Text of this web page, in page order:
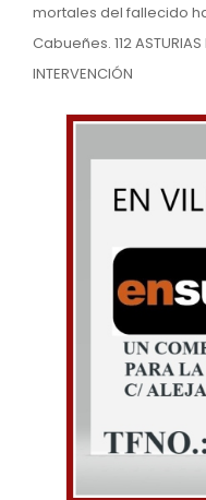
mortales del fallecido
Cabueñes. 112 ASTURIAS
INTERVENCIÓN